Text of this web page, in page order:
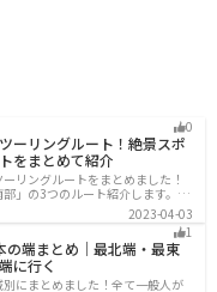
0
ーリングルート！絶景スポ
をまとめて紹介
リングルートをまとめました！
部」の3つのルート紹介します。海
なエリアが広がり、様々な楽し
で和歌山県にツーリングに行く
。
2023-04-03
1
の端まとめ｜最北端・最東
に行く
にまとめました！全て一般人が